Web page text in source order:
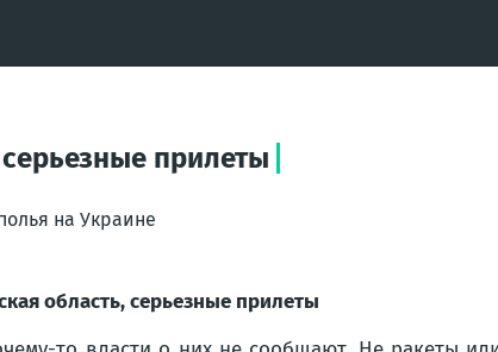
прилеты
на Украине
область, серьезные прилеты